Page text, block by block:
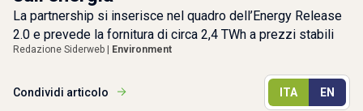
La partnership si inserisce nel quadro dell’Energy Release
2.0 e prevede la fornitura di circa 2,4 TWh a prezzi stabili
Redazione Siderweb | Environment
Condividi articolo ITA EN